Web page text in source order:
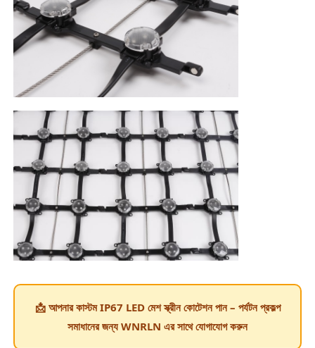
📩 আপনার কাস্টম IP67 LED মেশ স্ক্রীন কোটেশন পান – পর্যটন প্রকল্প
সমাধানের জন্য WNRLN এর সাথে যোগাযোগ করুন